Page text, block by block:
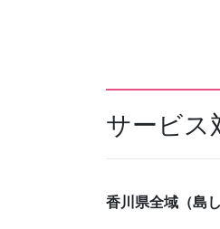
サービス
香川県全域（島